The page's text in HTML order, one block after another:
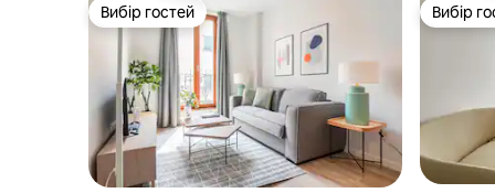
Вибір гостей
Вибір гостей Вибір
Вибір